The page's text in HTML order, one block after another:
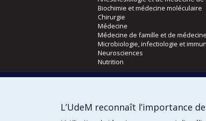
Biochimie et médecine moléculaire
Chirurgie
Médecine
Médecine de famille et de
Microbiologie, infectiologie et
Neurosciences
Nutrition
Orthophonie et audiologie
L’UdeM reconnaît l’importance